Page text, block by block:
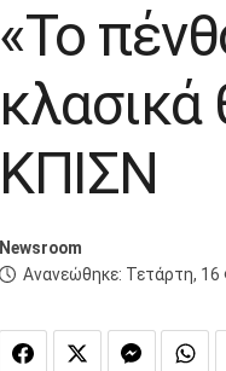
«Το
κλασικά
ΚΠΙΣΝ
Newsroom
Ανανεώθηκε: Τετάρτη, 16